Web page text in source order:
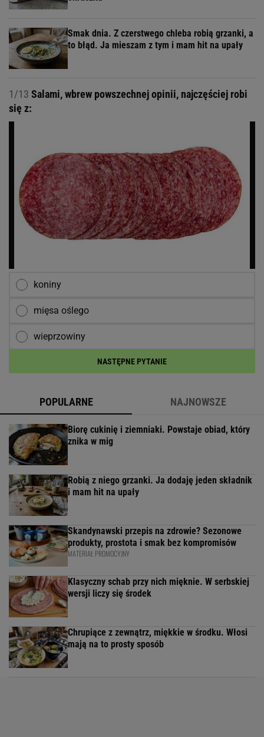
Smak dnia. Z czerstwego chleba robią grzanki, a
to błąd. Ja mieszam z tym i mam hit na upały
1/13 Salami, wbrew powszechnej opinii, najczęściej robi
się z:
koniny
mięsa oślego
wieprzowiny
NASTĘPNE PYTANIE
POPULARNE NAJNOWSZE
Biorę cukinię i ziemniaki. Powstaje obiad, który
znika w mig
Robią z niego grzanki. Ja dodaję jeden składnik
i mam hit na upały
Skandynawski przepis na zdrowie? Sezonowe
produkty, prostota i smak bez kompromisów
MATERIAŁ PROMOCYJNY
Klasyczny schab przy nich mięknie. W serbskiej
wersji liczy się środek
Chrupiące z zewnątrz, miękkie w środku. Włosi
mają na to prosty sposób